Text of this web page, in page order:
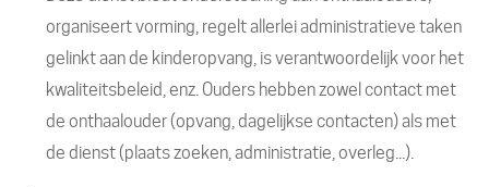
organiseert vorming, regelt allerlei administratieve taken
gelinkt aan de kinderopvang, is verantwoordelijk voor het
kwaliteitsbeleid, enz. Ouders hebben zowel contact met
de onthaalouder (opvang, dagelijkse contacten) als met
de dienst (plaats zoeken, administratie, overleg...).